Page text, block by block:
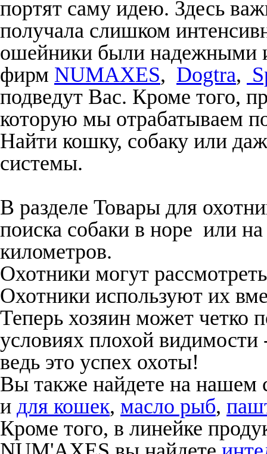
портят саму идею. Здесь
получала слишком
ошейники были надежными
фирм NUMAXES, Dogtra,
подведут Вас. Кроме того,
которую мы отрабатываем
Найти кошку, собаку или
системы.
В разделе Товары для
поиска собаки в норе или на
километров.
Охотники могут
Охотники используют их
Теперь хозяин может четко
условиях плохой видимости
ведь это успех охоты!
Вы также найдете на нашем
и для кошек, масло рыб,
Кроме того, в линейке